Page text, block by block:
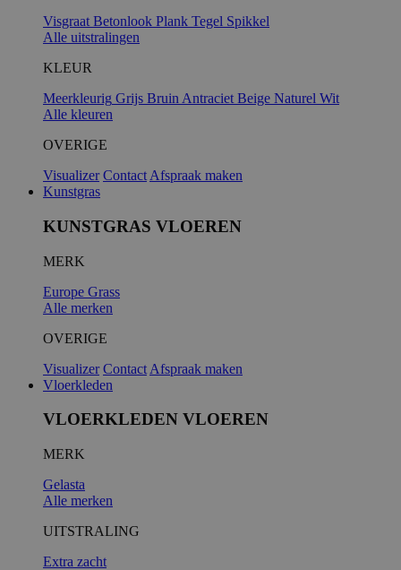
Visgraat Betonlook Plank Tegel Spikkel
Alle uitstralingen
KLEUR
Meerkleurig Grijs Bruin Antraciet Beige Naturel Wit
Alle kleuren
OVERIGE
Visualizer Contact Afspraak maken
Kunstgras
KUNSTGRAS VLOEREN
MERK
Europe Grass
Alle merken
OVERIGE
Visualizer Contact Afspraak maken
Vloerkleden
VLOERKLEDEN VLOEREN
MERK
Gelasta
Alle merken
UITSTRALING
Extra zacht